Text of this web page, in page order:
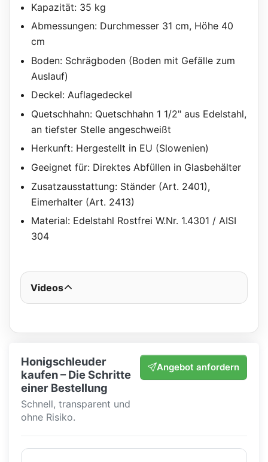
Kapazität: 35 kg
Abmessungen: Durchmesser 31 cm, Höhe 40
cm
Boden: Schrägboden (Boden mit Gefälle zum
Auslauf)
Deckel: Auflagedeckel
Quetschhahn: Quetschhahn 1 1/2" aus Edelstahl,
an tiefster Stelle angeschweißt
Herkunft: Hergestellt in EU (Slowenien)
Geeignet für: Direktes Abfüllen in Glasbehälter
Zusatzausstattung: Ständer (Art. 2401),
Eimerhalter (Art. 2413)
Material: Edelstahl Rostfrei W.Nr. 1.4301 / AISI
304
Videos
Honigschleuder
kaufen – Die Schritte
einer Bestellung
Schnell, transparent und
ohne Risiko.
Angebot anfordern